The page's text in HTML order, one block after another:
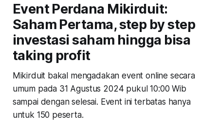
Event Perdana Mikirduit:
Saham Pertama, step by step
investasi saham hingga bisa
taking profit
Mikirduit bakal mengadakan event online secara
umum pada 31 Agustus 2024 pukul 10:00 Wib
sampai dengan selesai. Event ini terbatas hanya
untuk 150 peserta.